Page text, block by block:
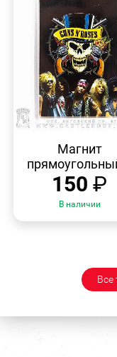
ПРОСМОТР
Магнит
150 ₽
В наличии
Все